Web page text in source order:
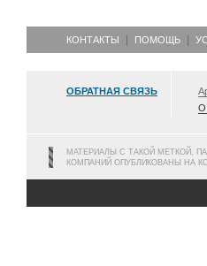
КОНТАКТЫ ПОМОЩЬ
ОБРАТНАЯ СВЯЗЬ
О
МАТЕРИАЛЫ С ТАКОЙ МЕТКОЙ,
КОМПАНИЙ ОПУБЛИКОВАНЫ НА